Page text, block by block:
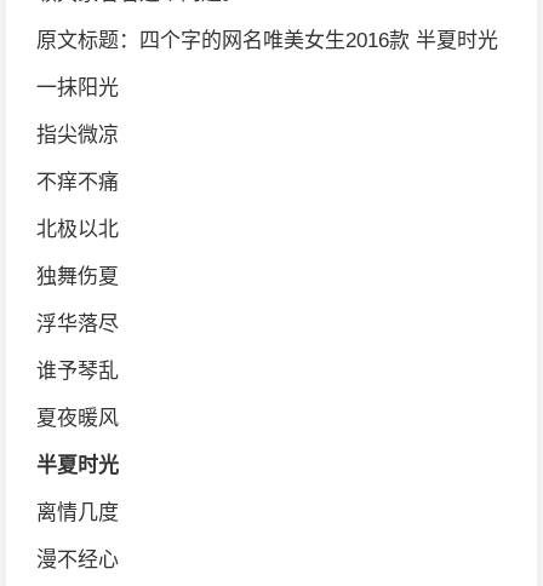
原文标题：四个字的网名唯美女生2016款 半夏时光
一抹阳光
指尖微凉
不痒不痛
北极以北
独舞伤夏
浮华落尽
谁予琴乱
夏夜暖风
半夏时光
离情几度
漫不经心